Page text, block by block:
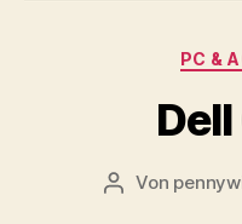
PC &
Beitragsautor
Von